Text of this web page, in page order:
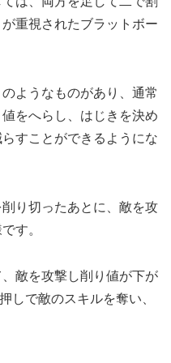
重視されたブラットボー
ようなものがあり、通常
をへらし、はじきを決め
すことができるようにな
り切ったあとに、敵を攻
す。
敵を攻撃し削り値が下が
しで敵のスキルを奪い、